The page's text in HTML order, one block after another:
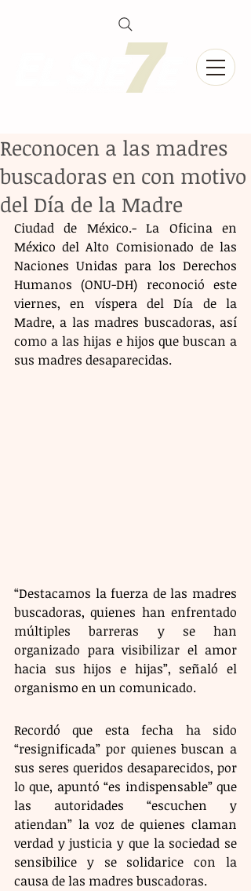
Reconocen a las madres
buscadoras en con motivo
del Día de la Madre
Ciudad de México.- La Oficina en
México del Alto Comisionado de las
Naciones Unidas para los Derechos
Humanos (ONU-DH) reconoció este
viernes, en víspera del Día de la
Madre, a las madres buscadoras, así
como a las hijas e hijos que buscan a
sus madres desaparecidas.
“Destacamos la fuerza de las madres
buscadoras, quienes han enfrentado
múltiples barreras y se han
organizado para visibilizar el amor
hacia sus hijos e hijas”, señaló el
organismo en un comunicado.
Recordó que esta fecha ha sido
“resignificada” por quienes buscan a
sus seres queridos desaparecidos, por
lo que, apuntó “es indispensable” que
las autoridades “escuchen y
atiendan” la voz de quienes claman
verdad y justicia y que la sociedad se
sensibilice y se solidarice con la
causa de las madres buscadoras.